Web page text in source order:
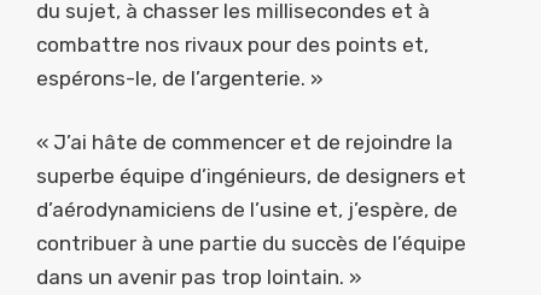
du sujet, à chasser les millisecondes et à
combattre nos rivaux pour des points et,
espérons-le, de l’argenterie. »
« J’ai hâte de commencer et de rejoindre la
superbe équipe d’ingénieurs, de designers et
d’aérodynamiciens de l’usine et, j’espère, de
contribuer à une partie du succès de l’équipe
dans un avenir pas trop lointain. »